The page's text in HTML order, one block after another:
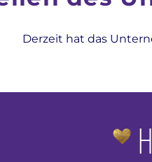
Derzeit hat das